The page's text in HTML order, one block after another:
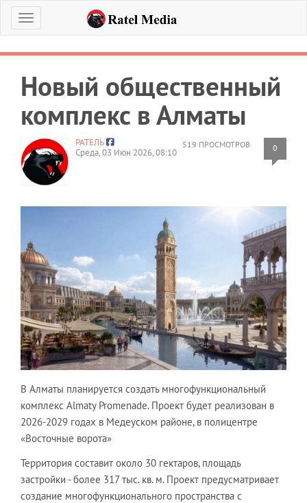
Меню
Новый общественный
комплекс в Алматы
519 ПРОСМОТРОВ 0
РАТЕЛЬ
Среда, 03 Июн 2026, 08:10
В Алматы планируется создать многофункциональный
комплекс Almaty Promenade. Проект будет реализован в
2026-2029 годах в Медеуском районе, в полицентре
«Восточные ворота»
Территория составит около 30 гектаров, площадь
застройки - более 317 тыс. кв. м. Проект предусматривает
создание многофункционального пространства с